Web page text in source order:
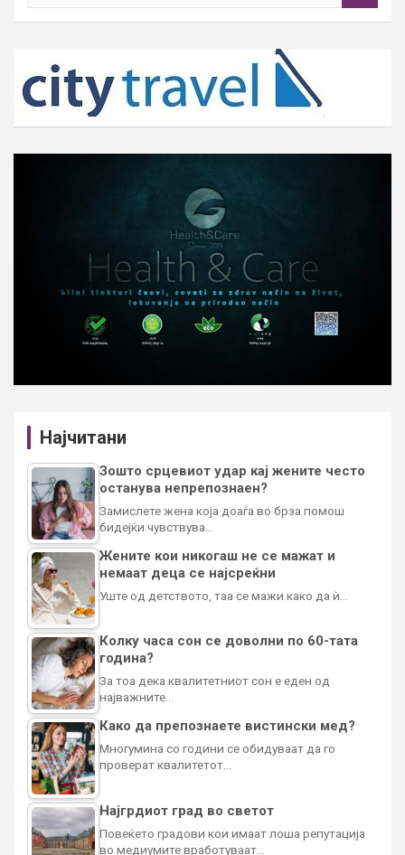
h
Најчитани
Зошто срцевиот удар кај жените често
останува непрепознаен?
Замислете жена која доаѓа во брза помош
бидејќи чувствува…
Жените кои никогаш не се мажат и
немаат деца се најсреќни
Уште од детството, таа се мажи како да ѝ…
Колку часа сон се доволни по 60-тата
година?
За тоа дека квалитетниот сон е еден од
најважните…
Како да препознаете вистински мед?
Многумина со години се обидуваат да го
проверат квалитетот…
Најгрдиот град во светот
Повеќето градови кои имаат лоша репутација
во медиумите вработуваат…